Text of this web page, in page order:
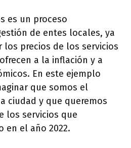
es un proceso
de entes locales, ya
precios de los servicios
a la inflación y a
En este ejemplo
que somos el
ciudad y que queremos
los servicios que
en el año 2022.